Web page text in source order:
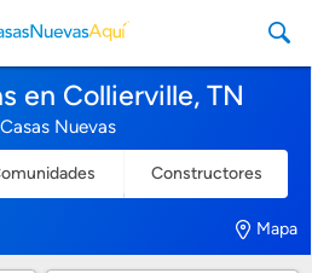
en Collierville, TN
Nuevas
Constructores
Mapa